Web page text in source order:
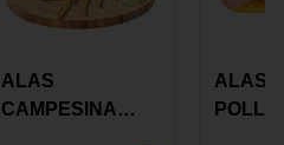
ALAS
CAMPESINA
ALAS
POLLO